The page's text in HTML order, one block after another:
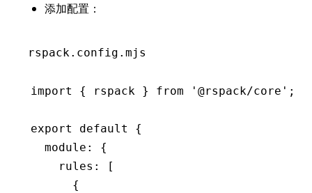
添加配置：
rspack.config.mjs
import { rspack } from '@rspack/core' ;
export default
{
  module
:
{
    rules
:
[
      {